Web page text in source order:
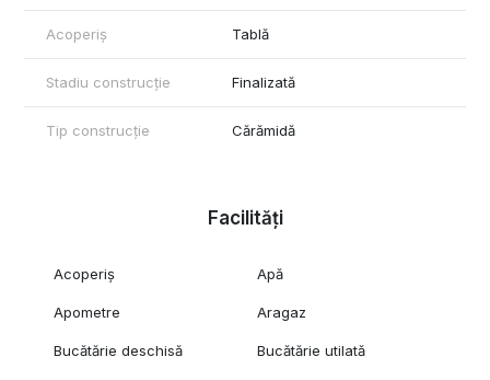
Acoperiș Tablă
Stadiu construcție Finalizată
Tip construcție Cărămidă
Facilități
Acoperiș Apă
Apometre Aragaz
Bucătărie deschisă Bucătărie utilată